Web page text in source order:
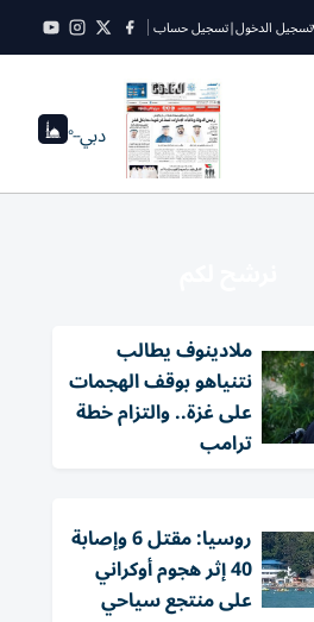
تسجيل الدخول|تسجيل حساب
دبي--°
ملادينوف يطالب
نتنياهو بوقف الهجمات
على غزة.. والتزام خطة
ترامب
روسيا: مقتل 6 وإصابة
40 إثر هجوم أوكراني
على منتجع سياحي